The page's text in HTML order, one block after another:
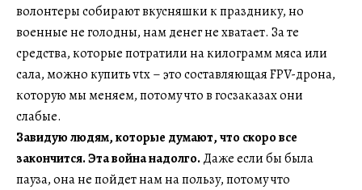
волонтеры собирают вкусняшки к празднику, но
военные не голодны, нам денег не хватает. За те
средства, которые потратили на килограмм мяса или
сала, можно купить vtx – это составляющая FPV-дрона,
которую мы меняем, потому что в госзаказах они
слабые.
Завидую людям, которые думают, что скоро все
закончится. Эта война надолго. Даже если бы была
пауза, она не пойдет нам на пользу, потому что